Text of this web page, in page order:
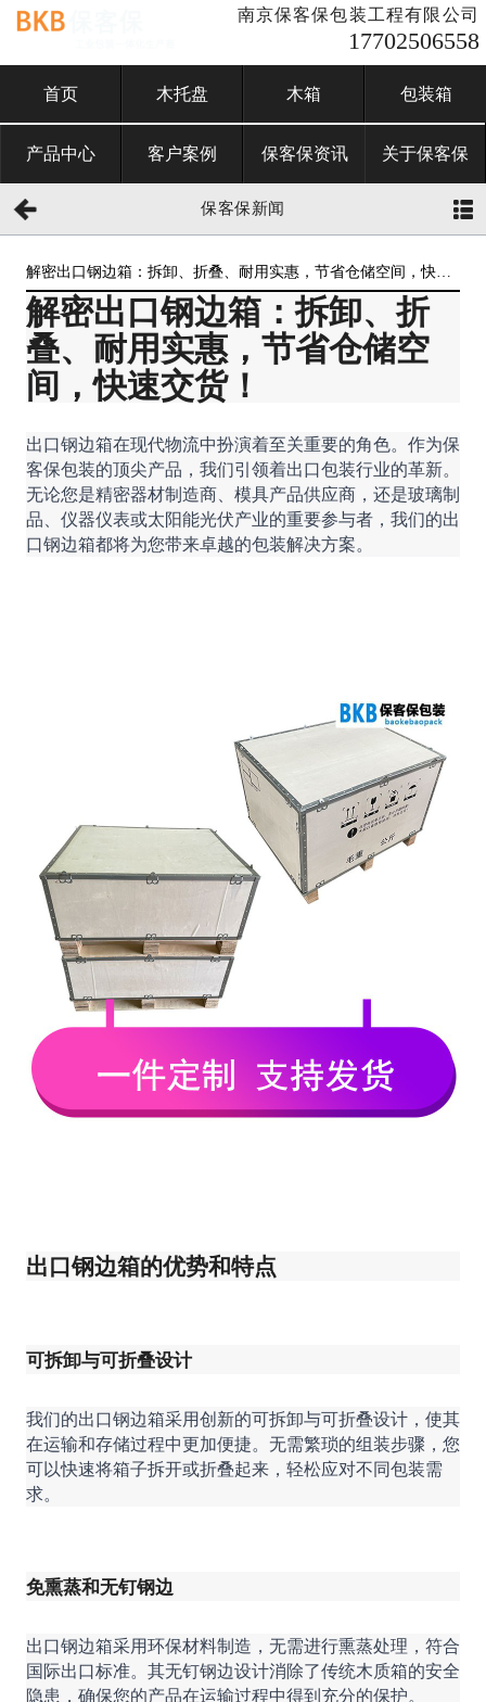
南京保客保包装工程有限公司
17702506558
首页 木托盘 木箱 包装箱
产品中心 客户案例 保客保资讯 关于保客保
保客保新闻
解密出口钢边箱：拆卸、折叠、耐用实惠，节省仓储空间，快速
交货！
解密出口钢边箱：拆卸、折
叠、耐用实惠，节省仓储空
间，快速交货！
出口钢边箱在现代物流中扮演着至关重要的角色。作为保
客保包装的顶尖产品，我们引领着出口包装行业的革新。
无论您是精密器材制造商、模具产品供应商，还是玻璃制
品、仪器仪表或太阳能光伏产业的重要参与者，我们的出
口钢边箱都将为您带来卓越的包装解决方案。
出口钢边箱的优势和特点
可拆卸与可折叠设计
我们的出口钢边箱采用创新的可拆卸与可折叠设计，使其
在运输和存储过程中更加便捷。无需繁琐的组装步骤，您
可以快速将箱子拆开或折叠起来，轻松应对不同包装需
求。
免熏蒸和无钉钢边
出口钢边箱采用环保材料制造，无需进行熏蒸处理，符合
国际出口标准。其无钉钢边设计消除了传统木质箱的安全
隐患，确保您的产品在运输过程中得到充分的保护。